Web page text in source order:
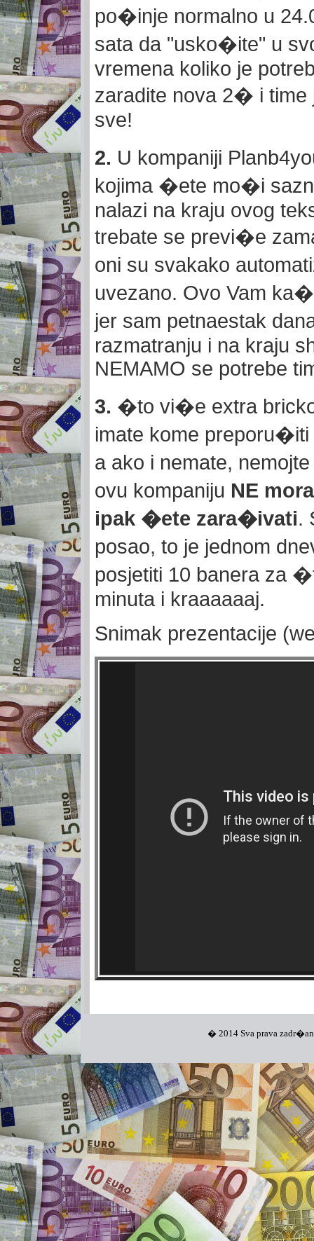
po�inje normalno u
sata da "usko�ite" u
vremena koliko je
zaradite nova 2� i
sve!
2. U kompaniji
kojima �ete mo�i
nalazi na kraju ovog
trebate se previ�e
oni su svakako
uvezano. Ovo Vam
jer sam petnaestak
razmatranju i na kraju
NEMAMO se potrebe
3. �to vi�e extra
imate kome
a ako i nemate,
ovu kompaniju NE
ipak �ete zara�ivati.
posao, to je jednom
posjetiti 10 banera za
minuta i kraaaaaaj.
Snimak prezentacije
� 2014Sva prava